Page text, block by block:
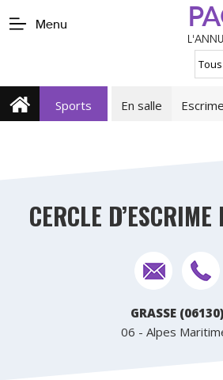
Menu
Sports En salle Escrime
CERCLE D’ESCRIME
GRASSE (06130)
06 - Alpes